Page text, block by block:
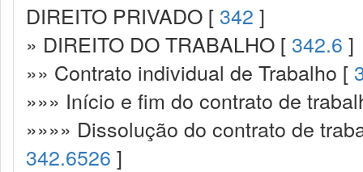
DIREITO PRIVADO [ 342 ]
» DIREITO DO TRABALHO [ 342.6 ]
»» Contrato individual de Trabalho [
»»» Início e fim do contrato de
»»»» Dissolução do contrato de
342.6526 ]